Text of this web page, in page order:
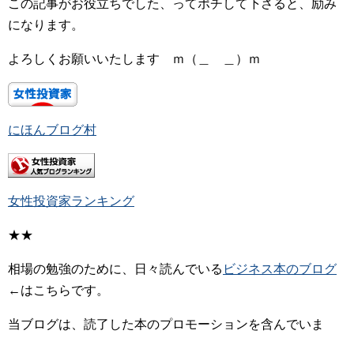
この記事がお役立ちでした、ってポチして下さると、励み
になります。
よろしくお願いいたします ｍ（＿ ＿）ｍ
にほんブログ村
女性投資家ランキング
★★
相場の勉強のために、日々読んでいる ビジネス本のブログ
←はこちらです。
当ブログは、読了した本のプロモーションを含んでいま